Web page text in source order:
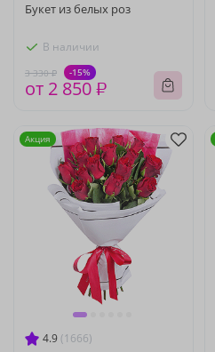
Букет из белых роз
В наличии
3 330 ₽ -15%
от 2 850 ₽
4.9 (1666)
Акция